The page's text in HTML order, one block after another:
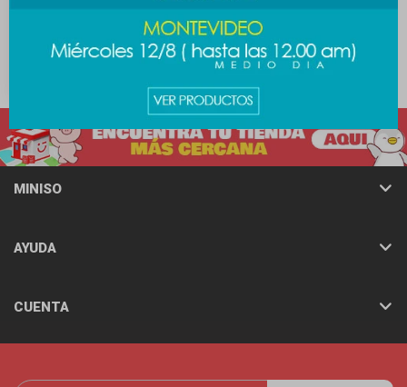
Cuaderno A4 - perrito
MINISO
AYUDA
CUENTA